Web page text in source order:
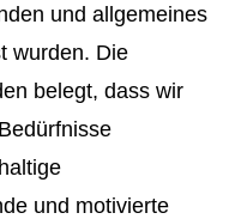
und allgemeines
wurden. Die
belegt, dass wir
und motivierte